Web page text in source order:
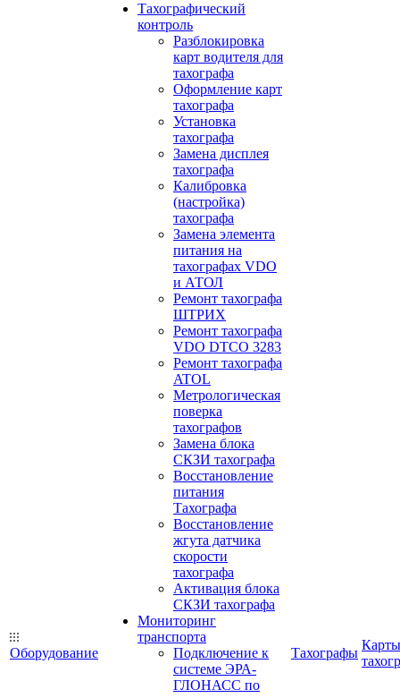
Оборудование
Тахографический
контроль
Разблокировка
карт водителя для
тахографа
Оформление карт
тахографа
Установка
тахографа
Замена дисплея
тахографа
Калибровка
(настройка)
тахографа
Замена элемента
питания на
тахографах VDO
и АТОЛ
Ремонт тахографа
ШТРИХ
Ремонт тахографа
VDO DTCO 3283
Ремонт тахографа
ATOL
Метрологическая
поверка
тахографов
Замена блока
СКЗИ тахографа
Восстановление
питания
Тахографа
Восстановление
жгута датчика
скорости
тахографа
Активация блока
СКЗИ тахографа
Мониторинг
транспорта
Подключение к
системе ЭРА-
ГЛОНАСС по
Тахографы
Карты